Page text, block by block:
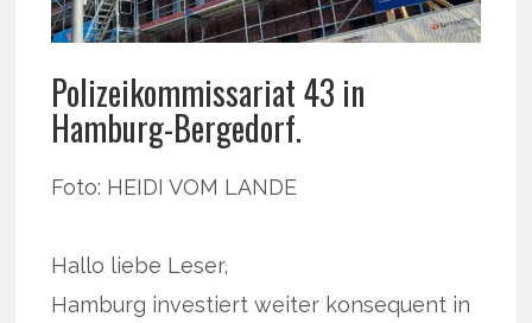
Polizeikommissariat 43 in
Hamburg-Bergedorf.
Foto: HEIDI VOM LANDE
Hallo liebe Leser,
Hamburg investiert weiter konsequent in